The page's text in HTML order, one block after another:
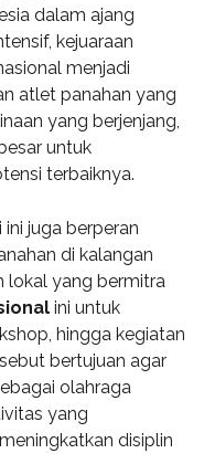
dalam ajang
kejuaraan
menjadi
atlet panahan yang
yang berjenjang,
untuk
terbaiknya.
juga berperan
di kalangan
lokal yang bermitra
ini untuk
hingga kegiatan
bertujuan agar
olahraga
yang
disiplin